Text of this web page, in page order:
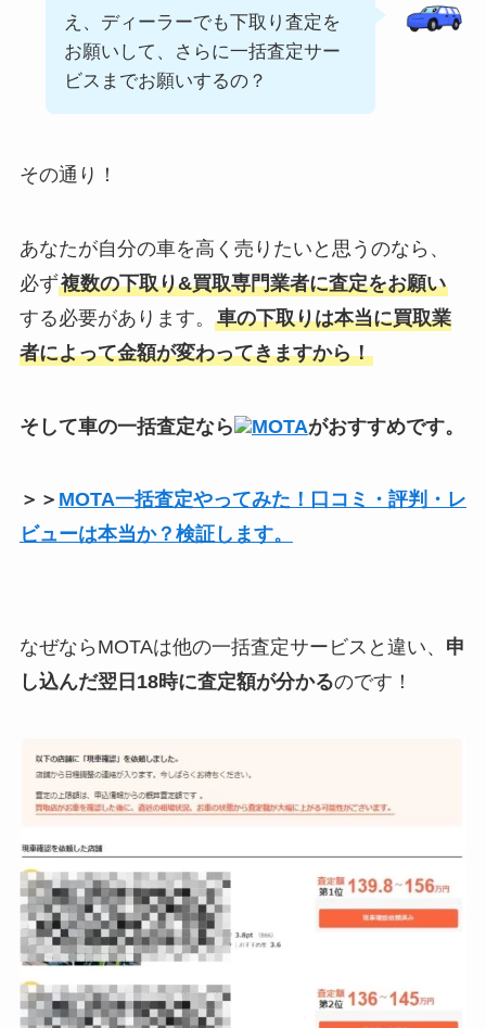
え、ディーラーでも下取り査定を
お願いして、さらに一括査定サー
ビスまでお願いするの？
その通り！
あなたが自分の車を高く売りたいと思うのなら、
必ず複数の下取り&買取専門業者に査定をお願い
する必要があります。 車の下取りは本当に買取業
者によって金額が変わってきますから！
そして車の一括査定なら MOTAがおすすめです。
＞＞ MOTA一括査定やってみた！口コミ・評判・レ
ビューは本当か？検証します。
なぜならMOTAは他の一括査定サービスと違い、 申
し込んだ翌日18時に査定額が分かるのです！